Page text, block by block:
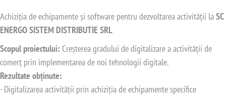
Achiziția de echipamente și software pentru dezvoltarea activității laSC
ENERGO SISTEM DISTRIBUTIE SRL
Scopul proiectului: Creșterea gradului de digitalizare a activității de
comerț prin implementarea de noi tehnologii digitale.
Rezultate obținute:
- Digitalizarea activității prin achiziția de echipamente specifice